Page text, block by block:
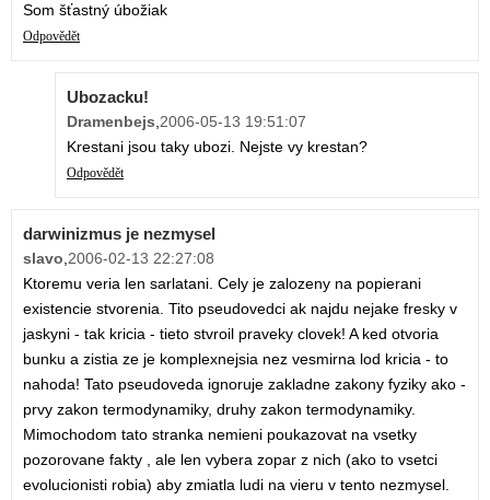
Som šťastný úbožiak
Odpovědět
Ubozacku!
Dramenbejs,2006-05-13 19:51:07
Krestani jsou taky ubozi. Nejste vy krestan?
Odpovědět
darwinizmus je nezmysel
slavo,2006-02-13 22:27:08
Ktoremu veria len sarlatani. Cely je zalozeny na popierani
existencie stvorenia. Tito pseudovedci ak najdu nejake fresky v
jaskyni - tak kricia - tieto stvroil praveky clovek! A ked otvoria
bunku a zistia ze je komplexnejsia nez vesmirna lod kricia - to
nahoda! Tato pseudoveda ignoruje zakladne zakony fyziky ako -
prvy zakon termodynamiky, druhy zakon termodynamiky.
Mimochodom tato stranka nemieni poukazovat na vsetky
pozorovane fakty , ale len vybera zopar z nich (ako to vsetci
evolucionisti robia) aby zmiatla ludi na vieru v tento nezmysel.